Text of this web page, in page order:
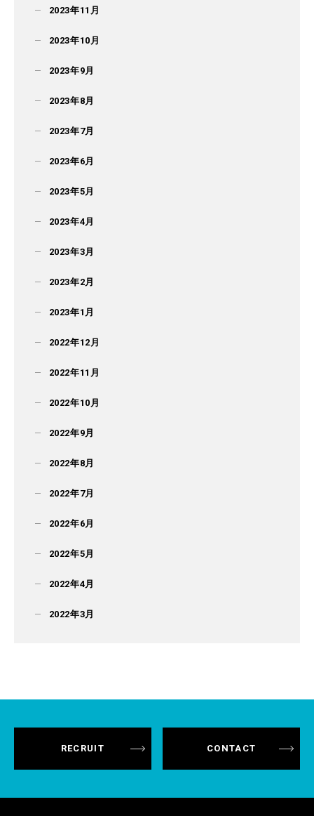
2023年11月
2023年10月
2023年9月
2023年8月
2023年7月
2023年6月
2023年5月
2023年4月
2023年3月
2023年2月
2023年1月
2022年12月
2022年11月
2022年10月
2022年9月
2022年8月
2022年7月
2022年6月
2022年5月
2022年4月
2022年3月
RECRUIT CONTACT